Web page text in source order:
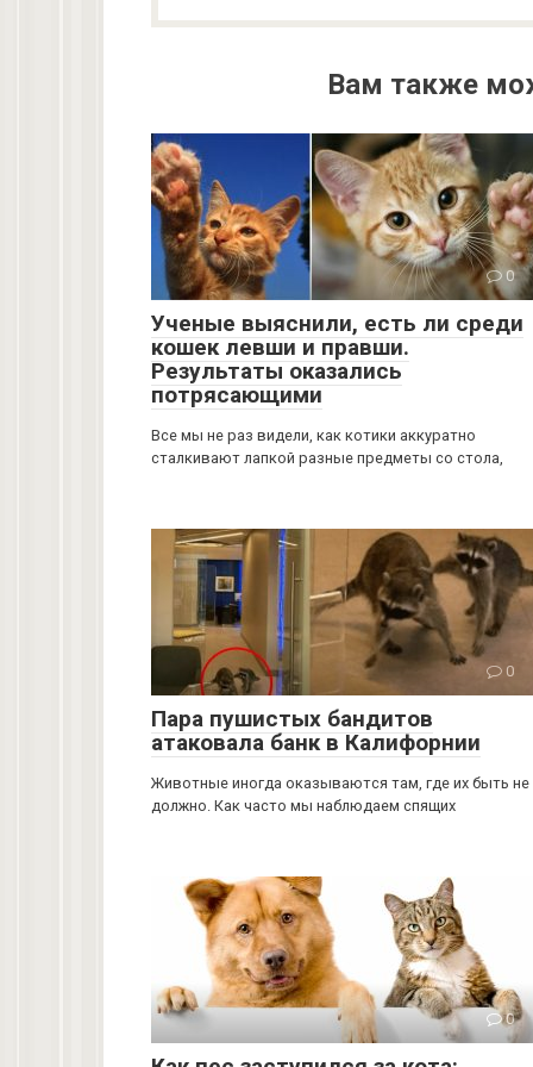
Вам также
0
Ученые выяснили, есть ли среди
кошек левши и правши.
Результаты оказались
потрясающими
Все мы не раз видели, как котики аккуратно
сталкивают лапкой разные предметы со стола,
0
Пара пушистых бандитов
атаковала банк в Калифорнии
Животные иногда оказываются там, где их быть не
должно. Как часто мы наблюдаем спящих
0